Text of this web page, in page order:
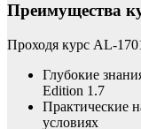
Преимущества
Проходя курс AL-
Глубокие
Edition 1.7
Практические
условиях